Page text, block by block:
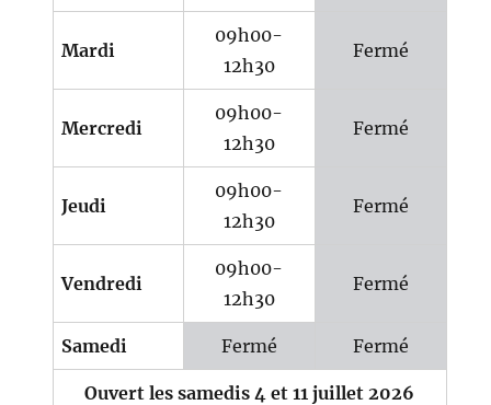
Mardi
09h00-
12h30
Fermé
Mercredi
09h00-
12h30
Fermé
Jeudi
09h00-
12h30
Fermé
Vendredi
09h00-
12h30
Fermé
Samedi Fermé Fermé
Ouvert les samedis 4 et 11 juillet 2026